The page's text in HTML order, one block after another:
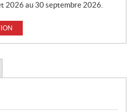
2026 au 30 septembre 2026.